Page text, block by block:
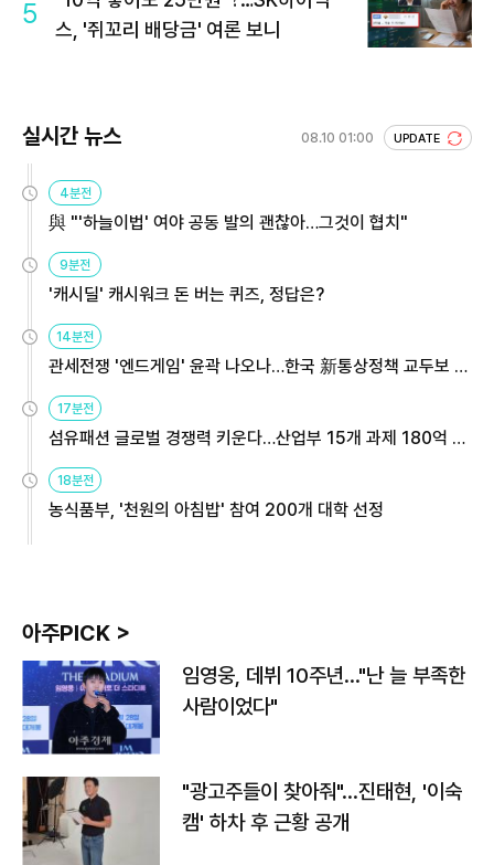
5
스, '쥐꼬리 배당금' 여론 보니
실시간 뉴스 08.10 01:00 UPDATE
4분전
與 "'하늘이법' 여야 공동 발의 괜찮아…그것이 협치"
9분전
'캐시딜' 캐시워크 돈 버는 퀴즈, 정답은?
14분전
관세전쟁 '엔드게임' 윤곽 나오나…한국 新통상정책 교두보 활
17분전
섬유패션 글로벌 경쟁력 키운다…산업부 15개 과제 180억 지
18분전
농식품부, '천원의 아침밥' 참여 200개 대학 선정
아주PICK >
임영웅, 데뷔 10주년…"난 늘 부족한
사람이었다"
"광고주들이 찾아줘"…진태현, '이숙
캠' 하차 후 근황 공개